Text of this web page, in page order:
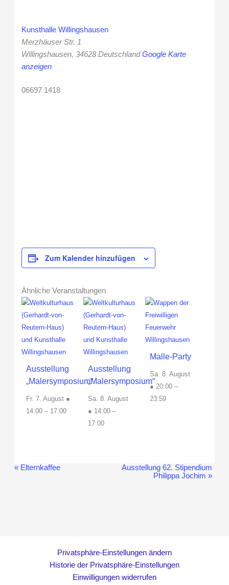
Kunsthalle Willingshausen
Merzhäuser Str. 1
Willingshausen, 34628 Deutschland Google Karte
anzeigen
06697 1418
Zum Kalender hinzufügen
Ähnliche Veranstaltungen
Ausstellung
„Malersymposium“
Fr. 7. August ●
14:00– 17:00
Ausstellung
„Malersymposium“
Sa. 8. August
● 14:00–
17:00
Malle-Party
Sa. 8. August
● 20:00 –
23:59
Veranstaltung-
«Elternkaffee
Ausstellung 62. Stipendium
Philippa Jochim»
Privatsphäre-Einstellungen ändern
Historie der Privatsphäre-Einstellungen
Einwilligungen widerrufen